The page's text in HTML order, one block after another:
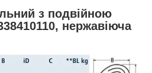
з подвійною
нержавіюча